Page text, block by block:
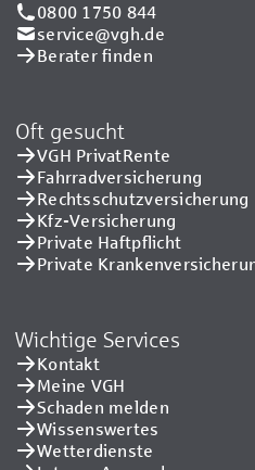
0800 1750 844
service@vgh.de
Berater finden
Oft gesucht
VGH PrivatRente
Fahrradversicherung
Rechtsschutzversicherung
Kfz-Versicherung
Private Haftpflicht
Private
Wichtige Services
Kontakt
Meine VGH
Schaden melden
Wissenswertes
Wetterdienste